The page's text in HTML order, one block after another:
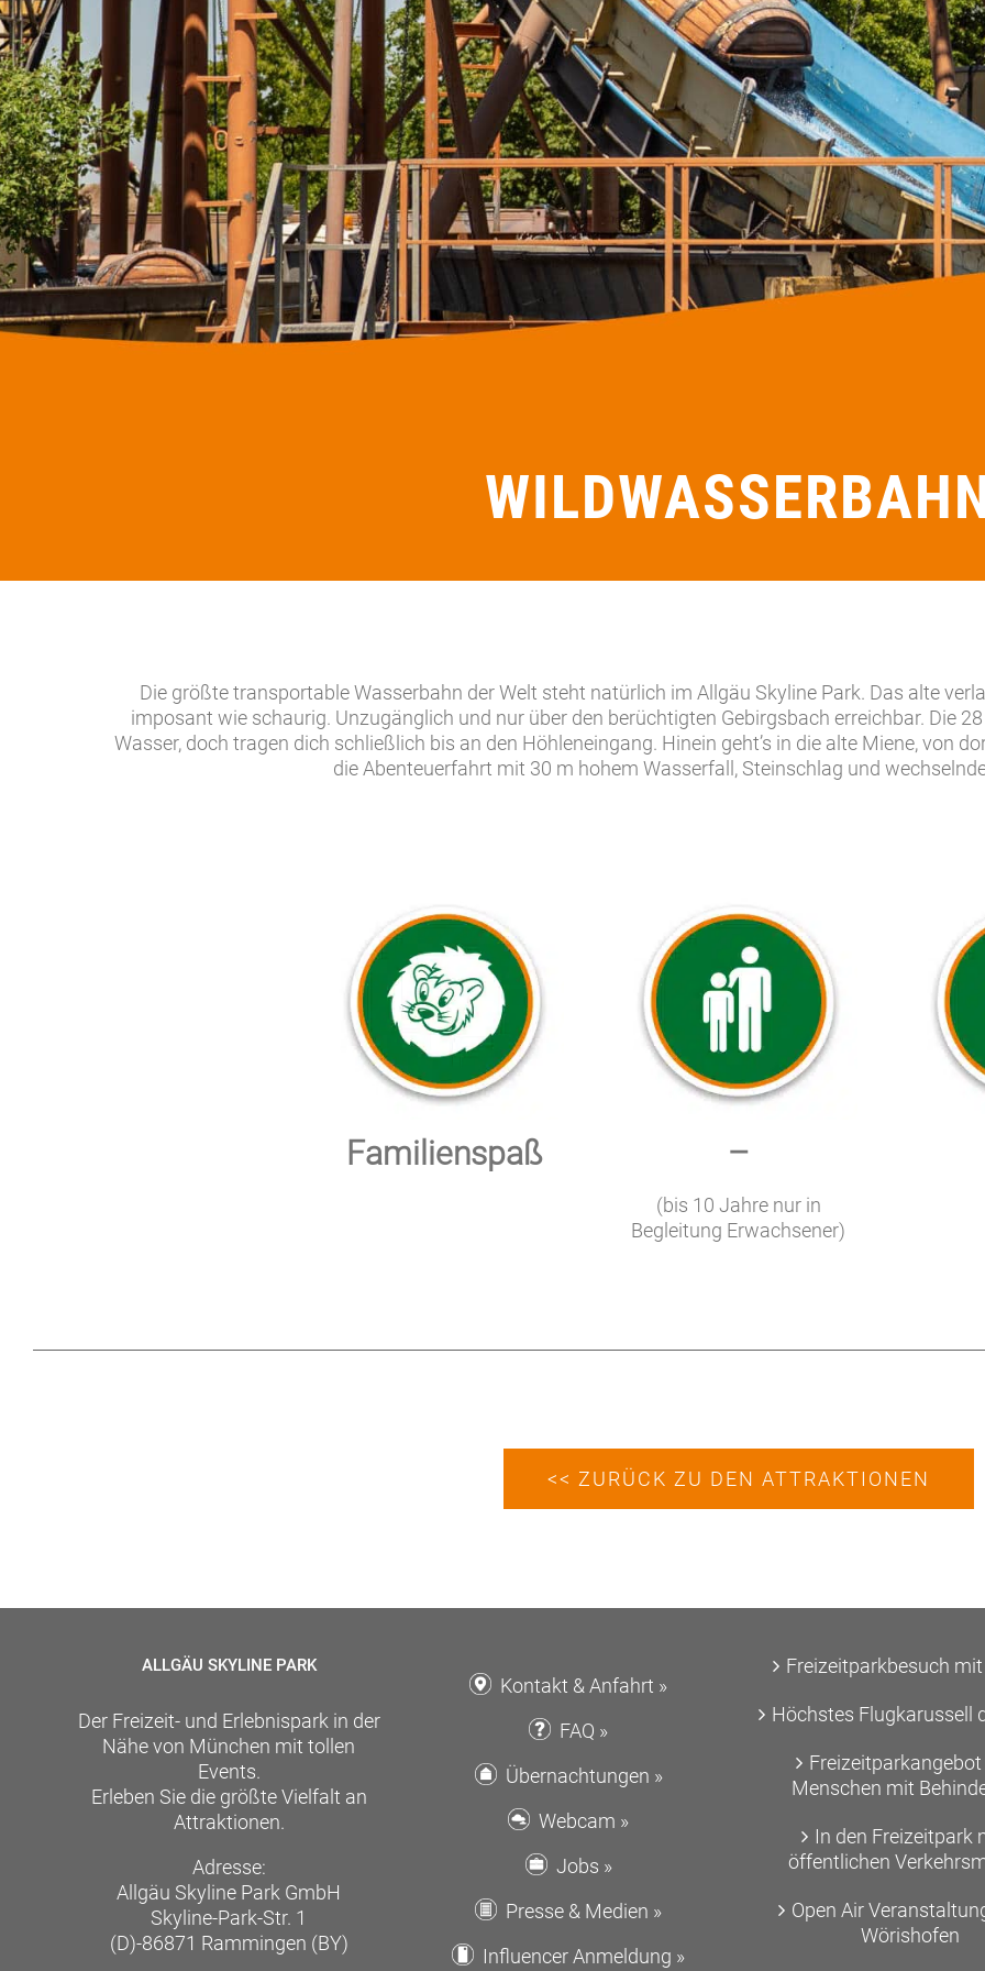
Die größte transportable Wasserbahn der Welt steht natürlich im Allgäu Skyline Park. Das alte
imposant wie schaurig. Unzugänglich und nur über den berüchtigten Gebirgsbach erreichbar. Die
Wasser, doch tragen dich schließlich bis an den Höhleneingang. Hinein geht’s in die alte Miene, von
die Abenteuerfahrt mit 30 m hohem Wasserfall, Steinschlag und
Familienspaß –
(bis 10 Jahre nur in
Begleitung Erwachsener)
<< ZURÜCK ZU DEN ATTRAKTIONEN
ALLGÄU SKYLINE PARK
Der Freizeit- und Erlebnispark in der
Nähe von München mit tollen
Events.
Erleben Sie die größte Vielfalt an
Attraktionen.
Adresse:
Allgäu Skyline Park GmbH
Skyline-Park-Str. 1
(D)-86871 Rammingen (BY)
Kontakt & Anfahrt »
FAQ »
Übernachtungen »
Webcam »
Jobs »
Presse & Medien »
Influencer Anmeldung »
Freizeitparkbesuch
Höchstes Flugkarussell
Menschen mit
In den Freizeitpark
öffentlichen
Open Air
Wörishofen